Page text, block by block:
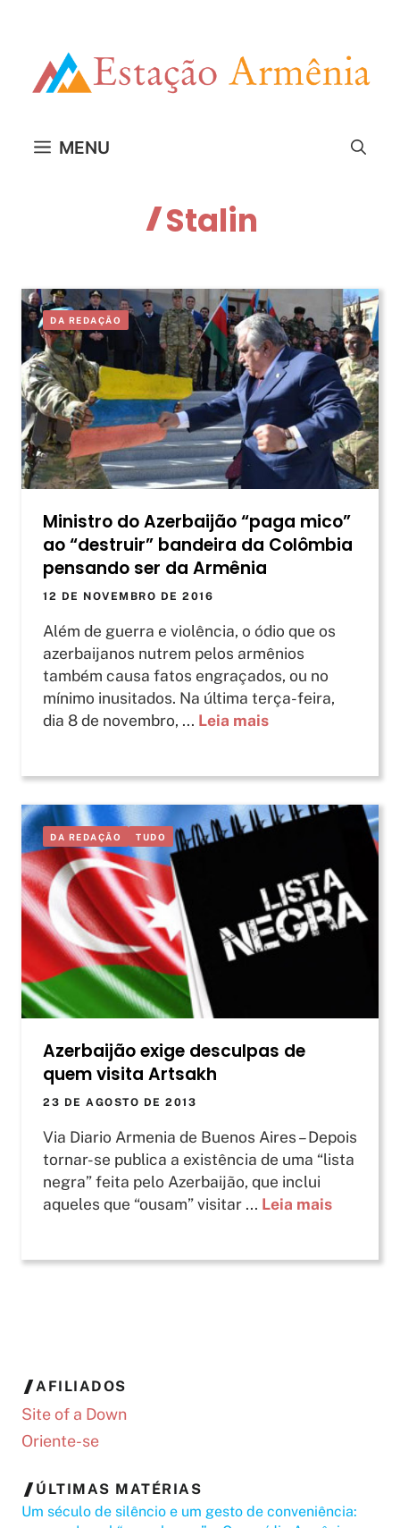
MENU
Stalin
DA REDAÇÃO
Ministro do Azerbaijão “paga mico”
ao “destruir” bandeira da Colômbia
pensando ser da Armênia
12 DE NOVEMBRO DE 2016
Além de guerra e violência, o ódio que os
azerbaijanos nutrem pelos armênios
também causa fatos engraçados, ou no
mínimo inusitados. Na última terça-feira,
dia 8 de novembro, ... Leia mais
DA REDAÇÃO TUDO
Azerbaijão exige desculpas de
quem visita Artsakh
23 DE AGOSTO DE 2013
Via Diario Armenia de Buenos Aires – Depois
tornar-se publica a existência de uma “lista
negra” feita pelo Azerbaijão, que inclui
aqueles que “ousam” visitar ... Leia mais
AFILIADOS
Site of a Down
Oriente-se
ÚLTIMAS MATÉRIAS
Um século de silêncio e um gesto de conveniência: